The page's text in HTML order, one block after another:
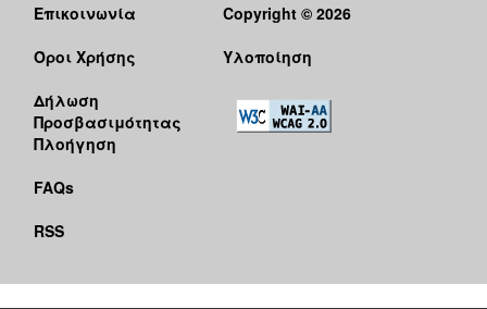
Επικοινωνία
Όροι Χρήσης
Δήλωση
Προσβασιμότητας
Πλοήγηση
FAQs
RSS
Copyright © 2026
Υλοποίηση